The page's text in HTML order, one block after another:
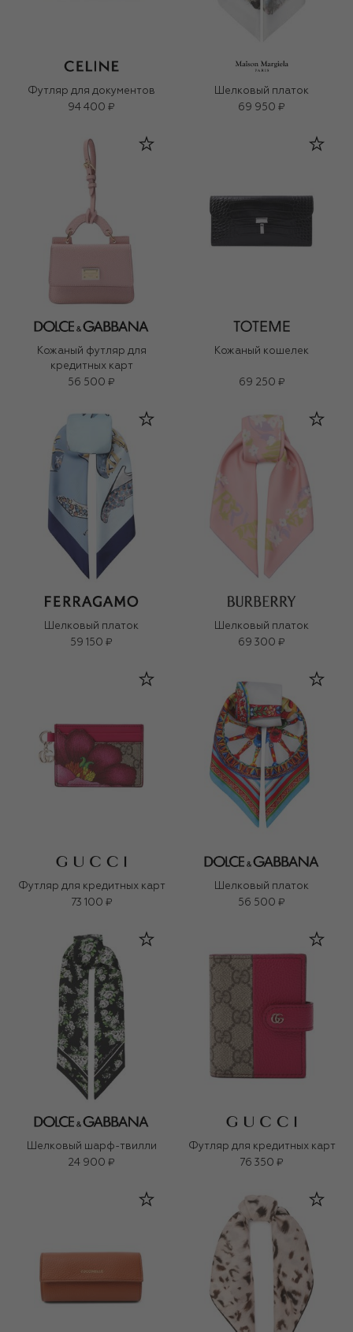
Футляр для документов
94 400 ₽
Шелковый платок
69 950 ₽
Кожаный футляр для
кредитных карт
56 500 ₽
Кожаный кошелек
69 250 ₽
Шелковый платок
59 150 ₽
Шелковый платок
69 300 ₽
Футляр для кредитных карт
73 100 ₽
Шелковый платок
56 500 ₽
Шелковый шарф-твилли
24 900 ₽
Футляр для кредитных карт
76 350 ₽